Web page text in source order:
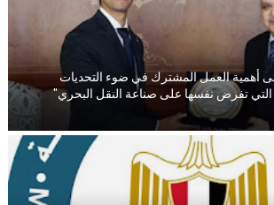
أهمية العمل المشترك في ضوء التحديات
التي تفرض نفسها على صناعة النقل البحري"